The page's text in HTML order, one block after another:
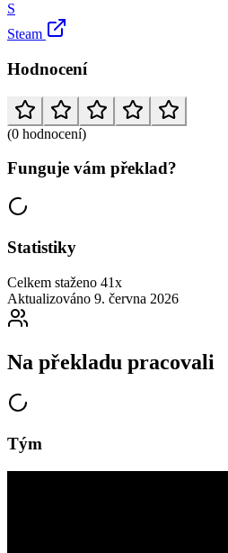
S
Steam
Hodnocení
(0 hodnocení)
Funguje vám překlad?
Statistiky
Celkem staženo 41x
Aktualizováno 9. června 2026
Na překladu pracovali
Tým